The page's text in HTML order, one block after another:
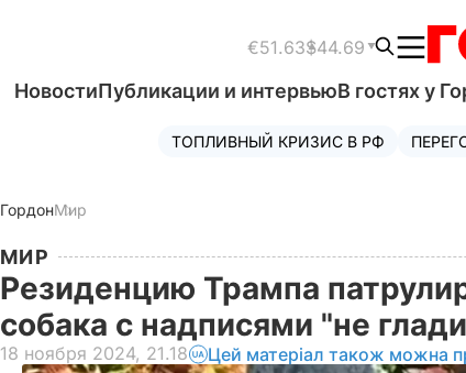
€51.63$44.69
НовостиПубликации и интервьюВ гостях у
ТОПЛИВНЫЙ КРИЗИС В РФ
ГордонМир
МИР
Резиденцию Трампа
собака с надписями "не
18 ноября 2024, 21.18 Цей матеріал також можна